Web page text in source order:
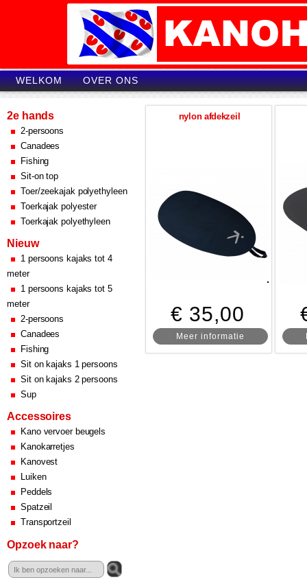
WELKOM OVER ONS
2e hands
2-persoons
Canadees
Fishing
Sit-on top
Toer/zeekajak polyethyleen
Toerkajak polyester
Toerkajak polyethyleen
Nieuw
1 persoons kajaks tot 4
meter
1 persoons kajaks tot 5
meter
2-persoons
Canadees
Fishing
Sit on kajaks 1 persoons
Sit on kajaks 2 persoons
Sup
Accessoires
Kano vervoer beugels
Kanokarretjes
Kanovest
Luiken
Peddels
Spatzeil
Transportzeil
Opzoek naar?
nylon afdekzeil
€ 35,00
Meer informatie